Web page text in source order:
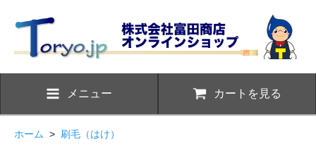
メニュー カートを見る
ホーム > 刷毛（はけ）